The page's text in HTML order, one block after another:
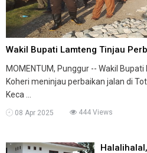
Wakil Bupati Lamteng Tinjau
MOMENTUM, Punggur -- Wakil
Koheri meninjau perbaikan jalan di
Keca ...
08 Apr 2025 444 Views